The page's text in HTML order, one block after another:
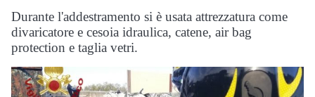
Durante l'addestramento si è usata attrezzatura come
divaricatore e cesoia idraulica, catene, air bag
protection e taglia vetri.